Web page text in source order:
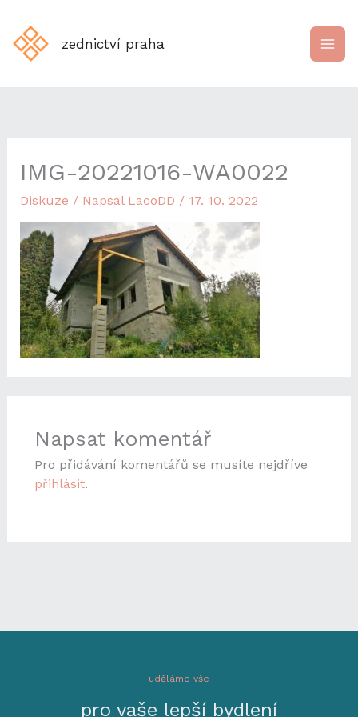
obsah
zednictví praha
IMG-20221016-WA0022
Diskuze / Napsal LacoDD / 17. 10. 2022
Napsat komentář
Pro přidávání komentářů se musíte nejdříve
přihlásit.
uděláme vše
pro vaše lepší bydlení